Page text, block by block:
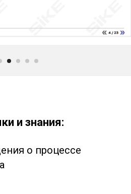
и знания:
о процессе